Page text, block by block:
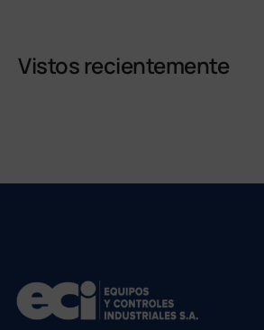
Vistos recientemente